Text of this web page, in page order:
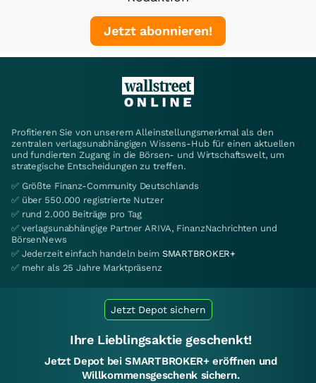
Jetzt abonnieren!
Profitieren Sie von unserem Alleinstellungsmerkmal als den
zentralen verlagsunabhängigen Wissens-Hub für einen aktuellen
und fundierten Zugang in die Börsen- und Wirtschaftswelt, um
strategische Entscheidungen zu treffen.
✅ Größte Finanz-Community Deutschlands
✅ über 550.000 registrierte Nutzer
✅ rund 2.000 Beiträge pro Tag
✅ verlagsunabhängige Partner ARIVA, FinanzNachrichten und
BörsenNews
✅ Jederzeit einfach handeln beim SMARTBROKER+
✅ mehr als 25 Jahre Marktpräsenz
Jetzt Depot sichern
Ihre Lieblingsaktie geschenkt!
Jetzt Depot bei SMARTBROKER+ eröffnen und
Willkommensgeschenk sichern.